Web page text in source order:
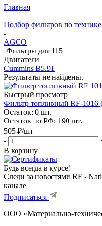
Главная
-
Подбор фильтров по технике
-
AGCO
-Фильтры для 115
Двигатели
Cummins B5.9T
Результаты не найдены.
Быстрый просмотр
Фильтр топливный RF-1016
Остаток: 0 шт.
Остаток по РФ: 190 шт.
505 ₽/шт
-
В корзину
Будь всегда в курсе!
Следи за новостями RF -
канале
Подписаться
ООО «Материально-